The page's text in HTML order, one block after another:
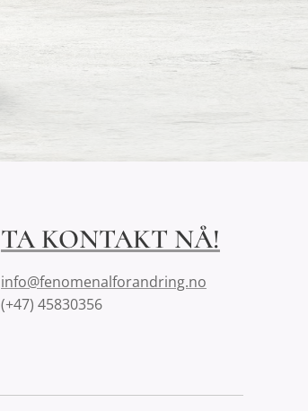
TA KONTAKT NÅ!
info@fenomenalforandring.no
(+47) 45830356